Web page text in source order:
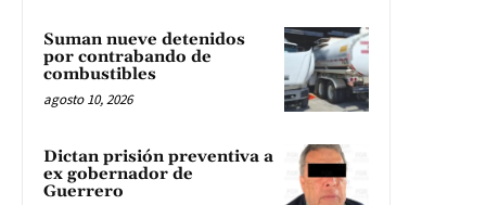
Suman nueve detenidos
por contrabando de
combustibles
agosto 10, 2026
Dictan prisión preventiva a
ex gobernador de
Guerrero